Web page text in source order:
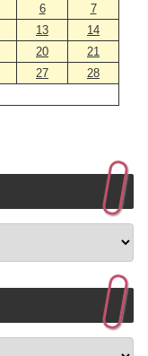
6
7
13
14
20
21
27
28